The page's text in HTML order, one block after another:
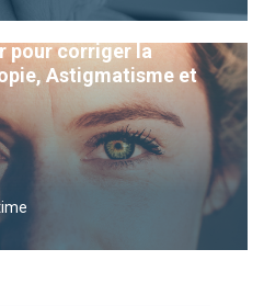
pour corriger la
Astigmatisme et